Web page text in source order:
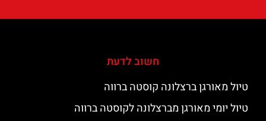
חשוב לדעת
טיול מאורגן ברצלונה קוסטה ברווה
טיול יומי מאורגן מברצלונה לקוסטה ברווה